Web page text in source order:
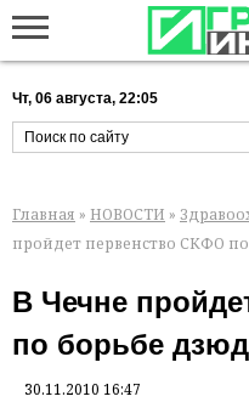
Чт, 06 августа, 22:05
Главная » НОВОСТИ »
пройдет первенство СКФО
В Чечне
по борьбе
30.11.2010 16:47